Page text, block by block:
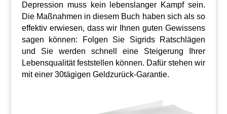
Depression muss kein lebenslanger Kampf sein.
Die Maßnahmen in diesem Buch haben sich als so
effektiv erwiesen, dass wir Ihnen guten Gewissens
sagen können: Folgen Sie Sigrids Ratschlägen
und Sie werden schnell eine Steigerung Ihrer
Lebensqualität feststellen können. Dafür stehen wir
mit einer 30tägigen Geldzurück-Garantie.